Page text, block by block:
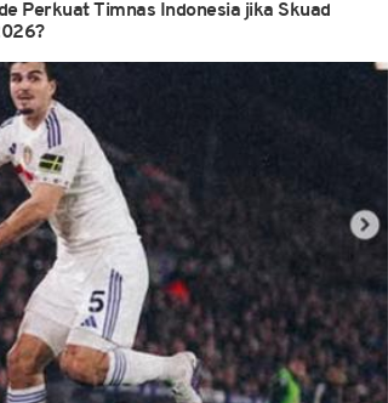
Perkuat Timnas Indonesia jika Skuad